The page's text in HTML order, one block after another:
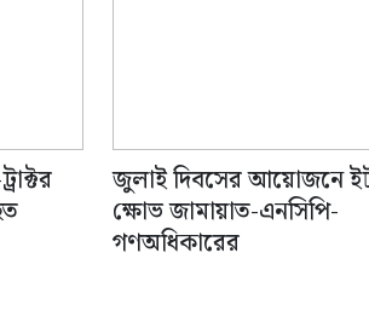
জুলাই দিবসের আয়োজনে
ক্ষোভ জামায়াত-এনসিপি-
গণঅধিকারের